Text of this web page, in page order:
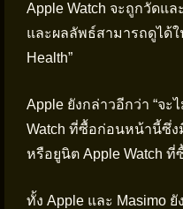
Apple Watch จะถูกวัดแ
และผลลัพธ์สามารถดูได้
Health”
Apple ยังกล่าวอีกว่า “จ
Watch ที่ซื้อก่อนหน้านี้ซึ่ง
หรือยูนิต Apple Watch ที่
ทั้ง Apple และ Masimo ยั